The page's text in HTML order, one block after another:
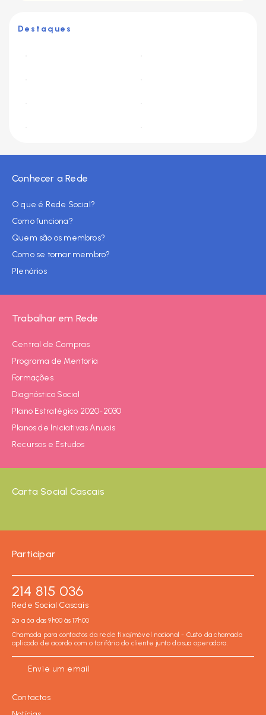
Destaques
Conhecer a Rede
O que é Rede Social?
Como funciona?
Quem são os membros?
Como se tornar membro?
Plenários
Trabalhar em Rede
Central de Compras
Programa de Mentoria
Formações
Diagnóstico Social
Plano Estratégico 2020-2030
Planos de Iniciativas Anuais
Recursos e Estudos
Carta Social Cascais
Participar
214 815 036
Rede Social Cascais
2ª a 6ª das 9h00 às 17h00
Chamada para contactos da rede fixa/móvel nacional - Custo da chamada
aplicado de acordo com o tarifário do cliente junto da sua operadora.
Envie um email
Contactos